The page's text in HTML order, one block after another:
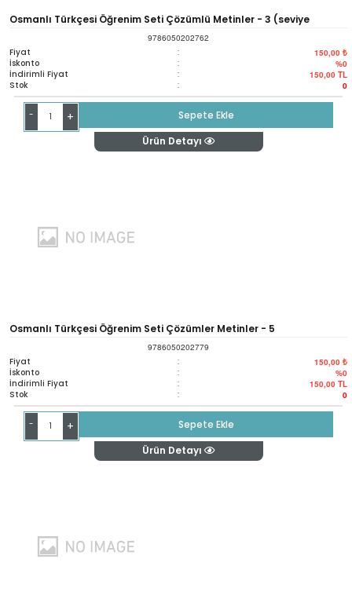
Osmanlı Türkçesi Öğrenim Seti Çözümlü Metinler - 3 (seviye
Başlangıç)
9786050202762
Fiyat : 150,00 ₺
İskonto : %0
İndirimli Fiyat : 150,00 TL
Stok : 0
- +
Sepete Ekle
Ürün Detayı
Osmanlı Türkçesi Öğrenim Seti Çözümler Metinler - 5
9786050202779
Fiyat : 150,00 ₺
İskonto : %0
İndirimli Fiyat : 150,00 TL
Stok : 0
- +
Sepete Ekle
Ürün Detayı